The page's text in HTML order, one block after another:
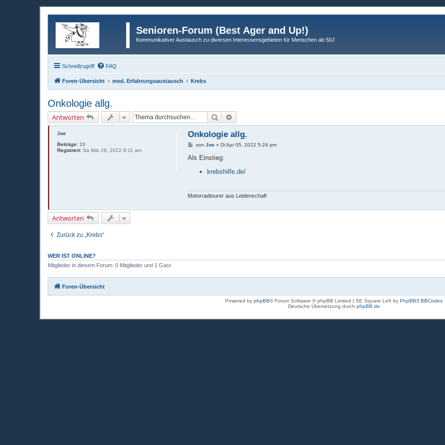
Senioren-Forum (Best Ager and Up!)
Kommunikativer Austausch zu diversen Interessensgebieten für Menschen ab 50J
Schnellzugriff FAQ
Foren-Übersicht med. Erfahrungsaustausch Krebs
Onkologie allg.
Antworten Suche
Joe
Beiträge: 10
Registriert: Sa Mär 26, 2022 8:11 am
Onkologie allg.
B
i
vonJoe »Di Apr 05, 2022 5:24 pm
Als Einstieg:
krebshilfe.de/
Motorradtourer aus Leidenschaft
Antworten
Zurück zu „Krebs“
WER IST ONLINE?
Mitglieder in diesem Forum: 0 Mitglieder und 1 Gast
Foren-Übersicht
Powered by phpBB® Forum Software © phpBB Limited | SE Square Left by PhpBB3 BBCodes
Deutsche Übersetzung durch phpBB.de